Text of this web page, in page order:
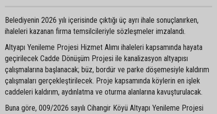
Belediyenin 2026 yılı içerisinde çıktığı üç ayrı ihale sonuçlanırken,
ihaleleri kazanan firma temsilcileriyle sözleşmeler imzalandı.
Altyapı Yenileme Projesi Hizmet Alımı ihaleleri kapsamında hayata
geçirilecek Cadde Dönüşüm Projesi ile kanalizasyon altyapısı
çalışmalarına başlanacak; büz, bordür ve parke döşemesiyle kaldırım
çalışmaları gerçekleştirilecek. Proje kapsamında köylerin en işlek
caddeleri kaldırım, aydınlatma ve oturma alanlarına kavuşturulacak.
Buna göre, 009/2026 sayılı Cihangir Köyü Altyapı Yenileme Projesi